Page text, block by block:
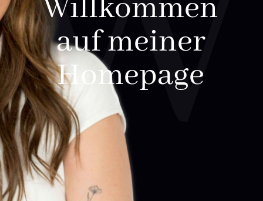
Willkommen
auf meiner
Homepage